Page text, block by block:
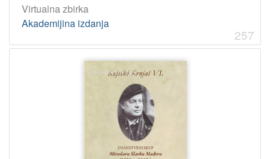
Virtualna zbirka
Akademijina izdanja
257